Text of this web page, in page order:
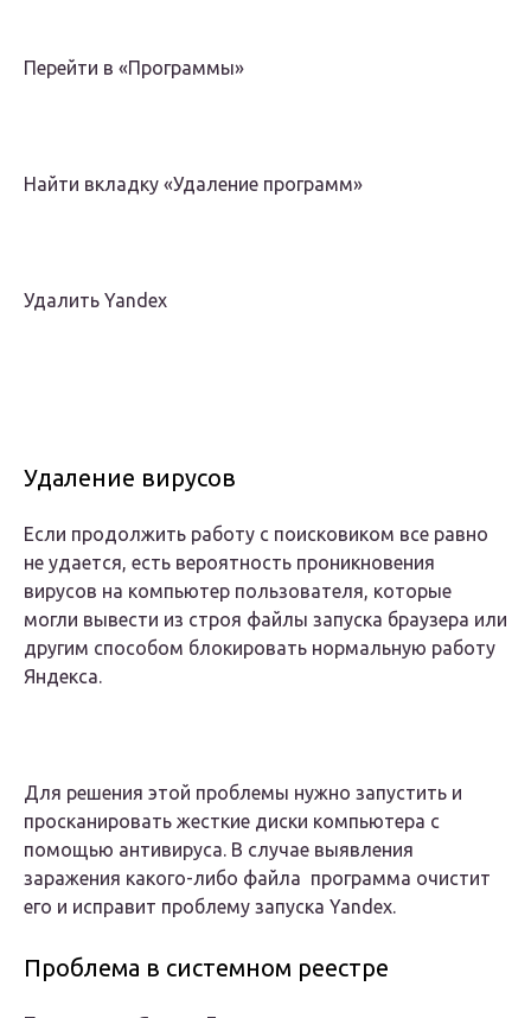
Перейти в «Программы»
Найти вкладку «Удаление программ»
Удалить Yandex
Удаление вирусов
Если продолжить работу с поисковиком все равно
не удается, есть вероятность проникновения
вирусов на компьютер пользователя, которые
могли вывести из строя файлы запуска браузера или
другим способом блокировать нормальную работу
Яндекса.
Для решения этой проблемы нужно запустить и
просканировать жесткие диски компьютера с
помощью антивируса. В случае выявления
заражения какого-либо файла программа очистит
его и исправит проблему запуска Yandex.
Проблема в системном реестре